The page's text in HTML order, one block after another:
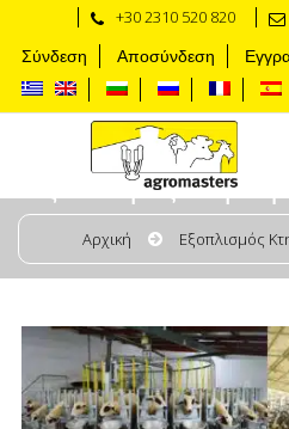
+30 2310 520 820
Σύνδεση Αποσύνδεση
Εξοπλισμός
Αρχική Εξοπλισμός